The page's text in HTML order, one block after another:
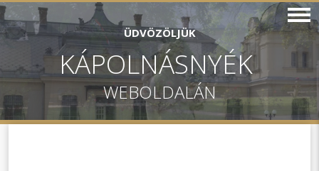
ÜDVÖZÖLJÜK
KÁPOLNÁSNYÉK
WEBOLDALÁN